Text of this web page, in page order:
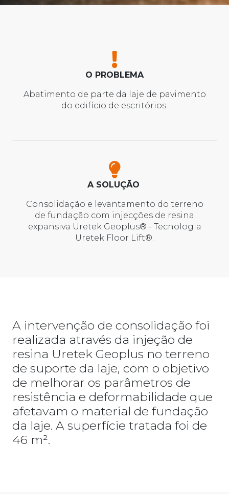
O PROBLEMA
Abatimento de parte da laje de pavimento
do edifício de escritórios.
A SOLUÇÃO
Consolidação e levantamento do terreno
de fundação com injecções de resina
expansiva Uretek Geoplus® - Tecnologia
Uretek Floor Lift®.
A intervenção de consolidação foi
realizada através da injeção de
resina Uretek Geoplus no terreno
de suporte da laje, com o objetivo
de melhorar os parâmetros de
resistência e deformabilidade que
afetavam o material de fundação
da laje. A superfície tratada foi de
46 m².